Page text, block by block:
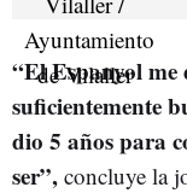
“El Espanyol me
suficientemente
dio 5 años para
ser”, concluye la